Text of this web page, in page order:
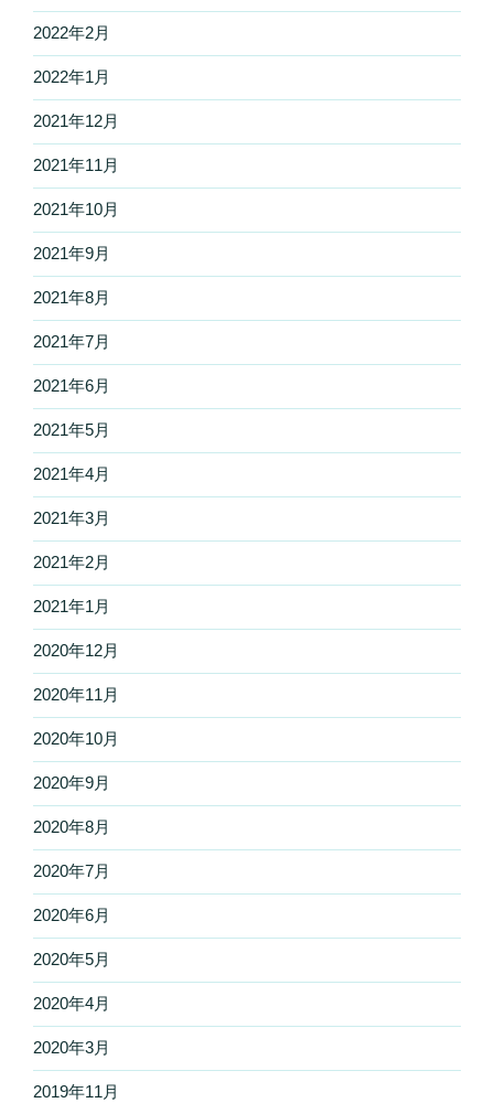
2022年2月
2022年1月
2021年12月
2021年11月
2021年10月
2021年9月
2021年8月
2021年7月
2021年6月
2021年5月
2021年4月
2021年3月
2021年2月
2021年1月
2020年12月
2020年11月
2020年10月
2020年9月
2020年8月
2020年7月
2020年6月
2020年5月
2020年4月
2020年3月
2019年11月